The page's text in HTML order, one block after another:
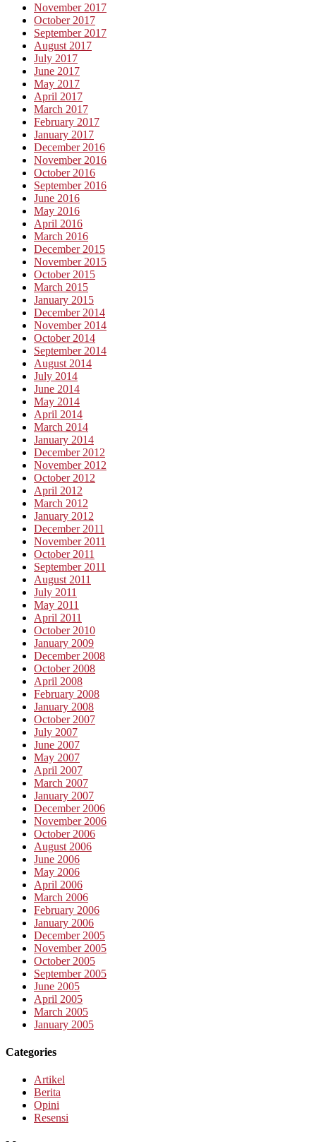
November 2017
October 2017
September 2017
August 2017
July 2017
June 2017
May 2017
April 2017
March 2017
February 2017
January 2017
December 2016
November 2016
October 2016
September 2016
June 2016
May 2016
April 2016
March 2016
December 2015
November 2015
October 2015
March 2015
January 2015
December 2014
November 2014
October 2014
September 2014
August 2014
July 2014
June 2014
May 2014
April 2014
March 2014
January 2014
December 2012
November 2012
October 2012
April 2012
March 2012
January 2012
December 2011
November 2011
October 2011
September 2011
August 2011
July 2011
May 2011
April 2011
October 2010
January 2009
December 2008
October 2008
April 2008
February 2008
January 2008
October 2007
July 2007
June 2007
May 2007
April 2007
March 2007
January 2007
December 2006
November 2006
October 2006
August 2006
June 2006
May 2006
April 2006
March 2006
February 2006
January 2006
December 2005
November 2005
October 2005
September 2005
June 2005
April 2005
March 2005
January 2005
Categories
Artikel
Berita
Opini
Resensi